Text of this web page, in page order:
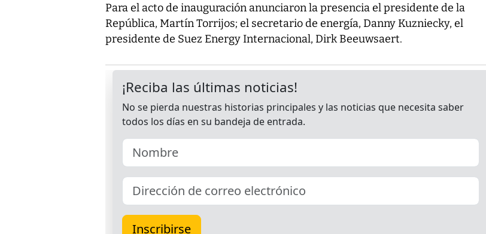
Para el acto de inauguración anunciaron la presencia el presidente de la
República, Martín Torrijos; el secretario de energía, Danny Kuzniecky, el
presidente de Suez Energy Internacional, Dirk Beeuwsaert.